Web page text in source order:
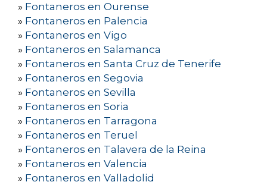
» Fontaneros en Ourense
» Fontaneros en Palencia
» Fontaneros en Vigo
» Fontaneros en Salamanca
» Fontaneros en Santa Cruz de Tenerife
» Fontaneros en Segovia
» Fontaneros en Sevilla
» Fontaneros en Soria
» Fontaneros en Tarragona
» Fontaneros en Teruel
» Fontaneros en Talavera de la Reina
» Fontaneros en Valencia
» Fontaneros en Valladolid